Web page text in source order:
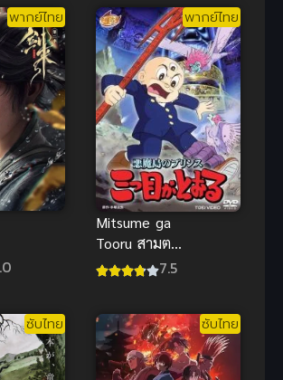
พากย์ไทย พากย์ไทย
Mitsume ga
Tooru สามตา
ปาฏิหาริย์
คลาสสิก
7.5
ซับไทย ซับไทย